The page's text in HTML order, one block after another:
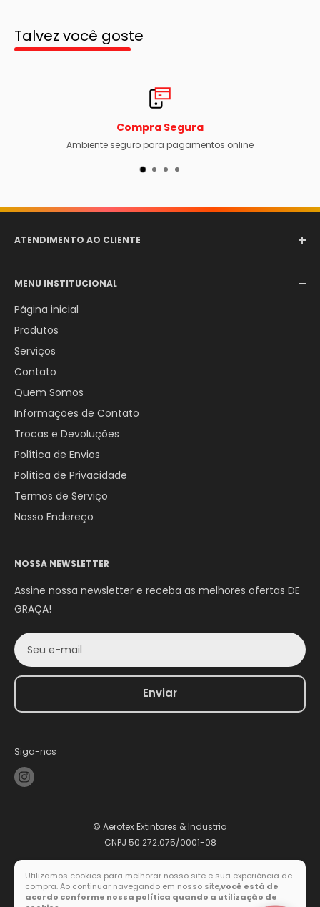
Talvez você goste
Compra Segura
Ambiente seguro para pagamentos online
ATENDIMENTO AO CLIENTE
WhatsApp:+55 (12) 98246-4555
MENU INSTITUCIONAL
Página inicial
Produtos
Serviços
Contato
Quem Somos
Informações de Contato
Trocas e Devoluções
Política de Envios
Política de Privacidade
Termos de Serviço
Nosso Endereço
NOSSA NEWSLETTER
Assine nossa newsletter e receba as melhores ofertas DE
GRAÇA!
Seu e-mail
Enviar
Siga-nos
© Aerotex Extintores & Industria
CNPJ 50.272.075/0001-08
Formas de pagamento
Utilizamos cookies para melhorar nosso site e sua experiência de
compra. Ao continuar navegando em nosso site,você está de
acordo conforme nossa política quando a utilização de